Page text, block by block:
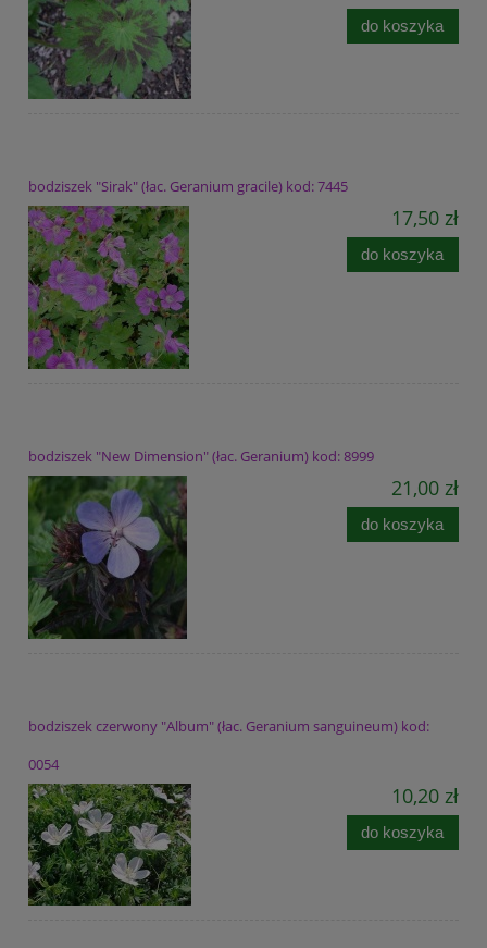
do koszyka
bodziszek "Sirak" (łac. Geranium gracile) kod: 7445
17,50 zł
do koszyka
bodziszek "New Dimension" (łac. Geranium) kod: 8999
21,00 zł
do koszyka
bodziszek czerwony "Album" (łac. Geranium sanguineum) kod:
0054
10,20 zł
do koszyka